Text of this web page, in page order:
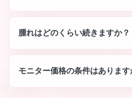
腫れはどのくらい続きますか？
モニター価格の条件はあります